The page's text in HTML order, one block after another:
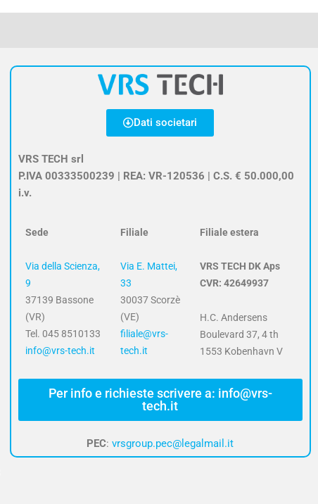
Dati societari
VRS TECH srl
P.IVA 00333500239 | REA: VR-120536 | C.S. € 50.000,00
i.v.
Sede
Via della Scienza,
9
37139 Bassone
(VR)
Tel. 045 8510133
info@vrs-tech.it
Filiale
Via E. Mattei,
33
30037 Scorzè
(VE)
filiale@vrs-
tech.it
Filiale estera
VRS TECH DK Aps
CVR: 42649937
H.C. Andersens
Boulevard 37, 4 th
1553 Kobenhavn V
Per info e richieste scrivere a: info@vrs-
tech.it
PEC:vrsgroup.pec@legalmail.it